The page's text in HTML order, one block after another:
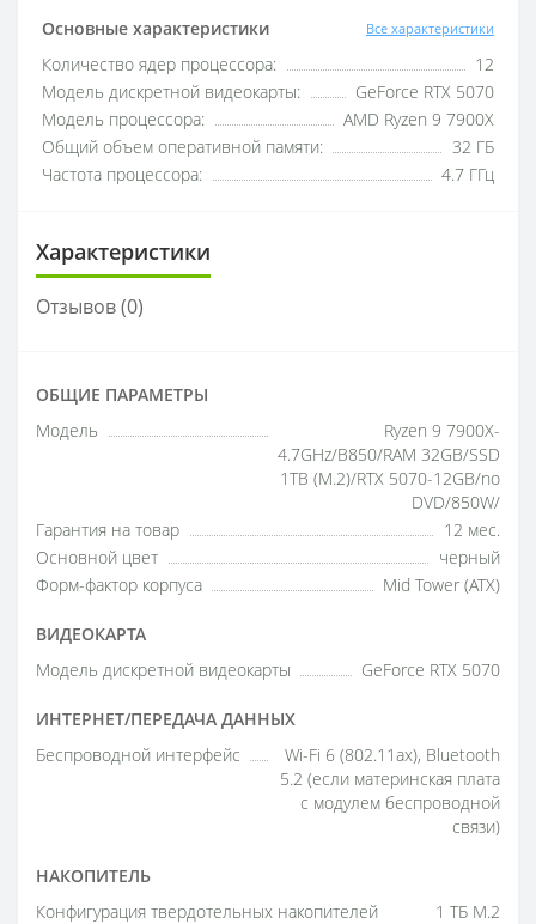
Основные характеристики Все характеристики
Количество ядер процессора:
12
Модель дискретной видеокарты:
GeForce RTX 5070
Модель процессора:
AMD Ryzen 9 7900X
Общий объем оперативной памяти:
32 ГБ
Частота процессора:
4.7 ГГц
Характеристики
Отзывов (0)
ОБЩИЕ ПАРАМЕТРЫ
Модель
Ryzen 9 7900X-
4.7GHz/B850/RAM 32GB/SSD
1TB (M.2)/RTX 5070-12GB/no
DVD/850W/
Гарантия на товар
12 мес.
Основной цвет
черный
Форм-фактор корпуса
Mid Tower (ATX)
ВИДЕОКАРТА
Модель дискретной видеокарты GeForce RTX 5070
ИНТЕРНЕТ/ПЕРЕДАЧА ДАННЫХ
Беспроводной интерфейс
Wi-Fi 6 (802.11ax), Bluetooth
5.2 (если материнская плата
с модулем беспроводной
связи)
НАКОПИТЕЛЬ
Конфигурация твердотельных накопителей
1 ТБ M.2